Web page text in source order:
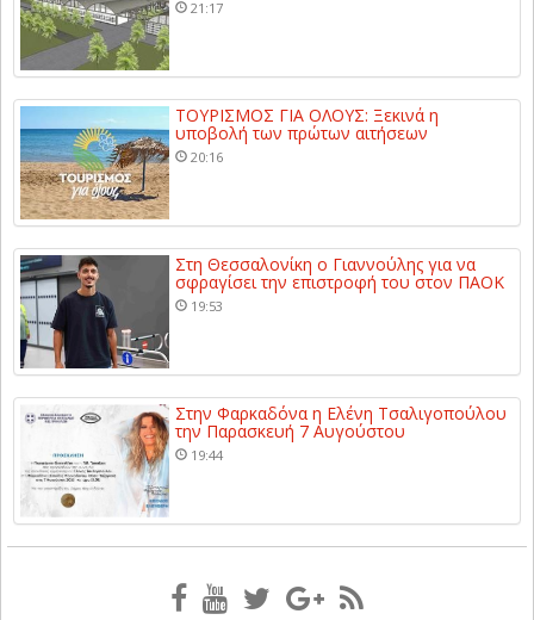
21:17
ΤΟΥΡΙΣΜΟΣ ΓΙΑ ΟΛΟΥΣ: Ξεκινά η
υποβολή των πρώτων αιτήσεων
20:16
Στη Θεσσαλονίκη ο Γιαννούλης για να
σφραγίσει την επιστροφή του στον ΠΑΟΚ
19:53
Στην Φαρκαδόνα η Ελένη Τσαλιγοπούλου
την Παρασκευή 7 Αυγούστου
19:44